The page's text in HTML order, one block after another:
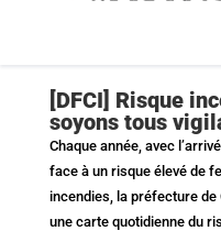
[DFCI] Risque
soyons tous
Chaque année, avec
face à un risque élevé de
incendies, la préfecture
une carte quotidienne du